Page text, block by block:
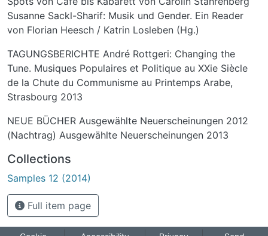
Susanne Sackl-Sharif: Musik und Gender. Ein Reader
von Florian Heesch / Katrin Losleben (Hg.)
TAGUNGSBERICHTE André Rottgeri: Changing the
Tune. Musiques Populaires et Politique au XXie Siècle
de la Chute du Communisme au Printemps Arabe,
Strasbourg 2013
NEUE BÜCHER Ausgewählte Neuerscheinungen 2012
(Nachtrag) Ausgewählte Neuerscheinungen 2013
Collections
Samples 12 (2014)
Full item page